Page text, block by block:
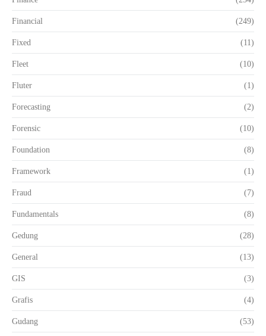
Financial (249)
Fixed (11)
Fleet (10)
Fluter (1)
Forecasting (2)
Forensic (10)
Foundation (8)
Framework (1)
Fraud (7)
Fundamentals (8)
Gedung (28)
General (13)
GIS (3)
Grafis (4)
Gudang (53)